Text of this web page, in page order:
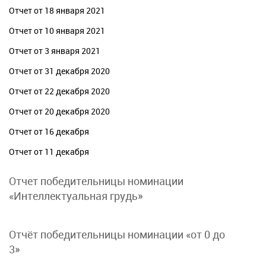
Отчет от 18 января 2021
Отчет от 10 января 2021
Отчет от 3 января 2021
Отчет от 31 декабря 2020
Отчет от 22 декабря 2020
Отчет от 20 декабря 2020
Отчет от 16 декабря
Отчет от 11 декабря
Отчет победительницы номинации
«Интеллектуальная грудь»
Отчёт победительницы номинации «от 0 до
3»